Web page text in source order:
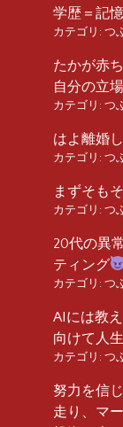
学歴＝記
カテゴリ: つ
たかが赤
自分の立
カテゴリ: つ
はよ離婚
カテゴリ: つ
まずそも
カテゴリ: つ
20代の異
ティング
カテゴリ: つ
AIには教
向けて人
カテゴリ: つ
努力を信
走り、マ